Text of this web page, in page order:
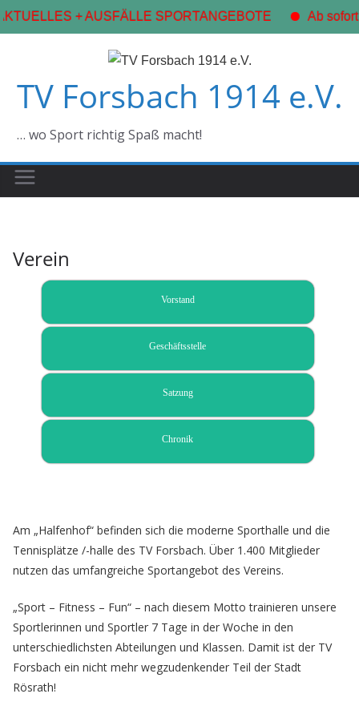
+ AUSFÄLLE SPORTANGEBOTE Ab
springen
TV Forsbach 1914 e.V.
… wo Sport richtig Spaß macht!
Verein
Vorstand
Geschäftsstelle
Satzung
Chronik
Am „Halfenhof“ befinden sich die moderne Sporthalle und die
Tennisplätze /-halle des TV Forsbach. Über 1.400 Mitglieder
nutzen das umfangreiche Sportangebot des Vereins.
„Sport – Fitness – Fun“ – nach diesem Motto trainieren unsere
Sportlerinnen und Sportler 7 Tage in der Woche in den
unterschiedlichsten Abteilungen und Klassen. Damit ist der TV
Forsbach ein nicht mehr wegzudenkender Teil der Stadt
Rösrath!